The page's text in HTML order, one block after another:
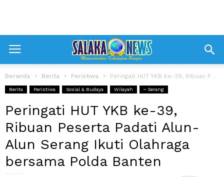
Beranda Berita Peristiwa Peringati HUT YKB ke-39, Ribuan Peserta Padati Alun-Alun Serang Ikuti Olahraga bersama...
Berita Peristiwa Sosial & Budaya Wilayah ~ Serang
Peringati HUT YKB ke-39,
Ribuan Peserta Padati Alun-
Alun Serang Ikuti Olahraga
bersama Polda Banten